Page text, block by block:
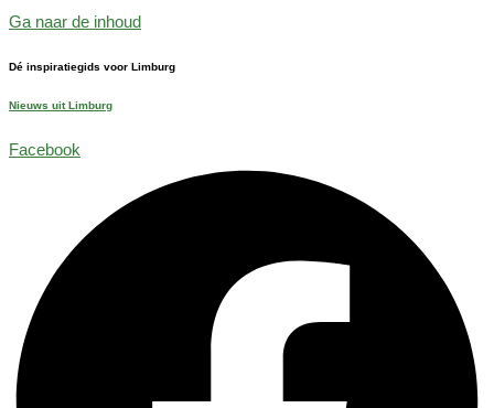
Ga naar de inhoud
Dé inspiratiegids voor Limburg
Nieuws uit Limburg
Facebook